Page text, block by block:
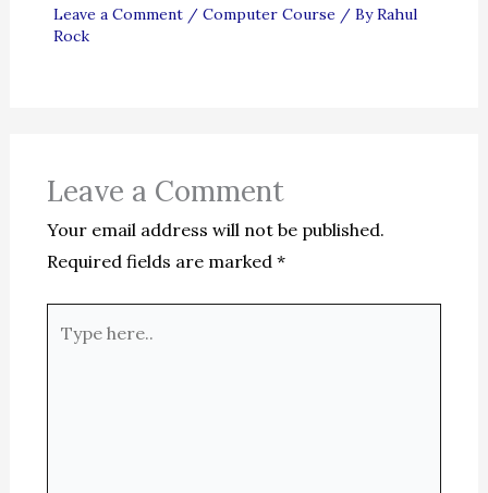
Leave a Comment / Computer Course/ ByRahul
Rock
Leave a Comment
Your email address will not be published.
Required fields are marked *
here..